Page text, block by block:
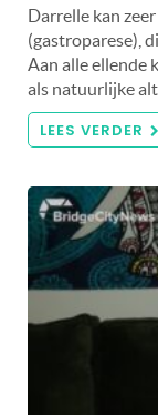
Darrelle kan
(gastroparese),
Aan alle ellende
als natuurlijke
LEES VERDER